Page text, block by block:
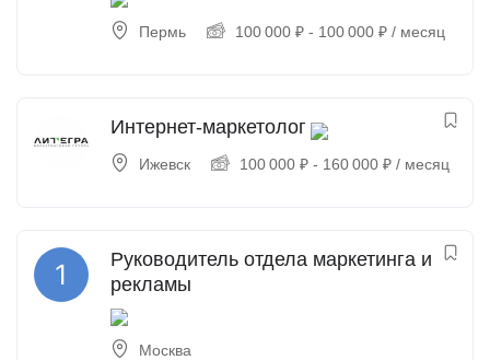
Пермь 100 000 ₽ - 100 000 ₽ / месяц
Интернет-маркетолог
Ижевск 100 000 ₽ - 160 000 ₽ / месяц
Руководитель отдела маркетинга и
рекламы
Москва